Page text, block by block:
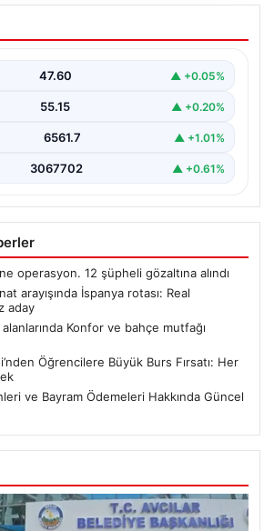
kanat arayışında
Real Madrid’den sürpriz
için sürdürülen görüşmelerin son
hız…
47.60 ▲ +0.05%
55.15 ▲ +0.20%
6561.7 ▲ +1.01%
3067702 ▲ +0.61%
operasyon. 12 şüpheli gözaltına alındı
arayışında İspanya rotası: Real
aday
alanlarında Konfor ve bahçe mutfağı
Öğrencilere Büyük Burs Fırsatı: Her
ve Bayram Ödemeleri Hakkında Güncel